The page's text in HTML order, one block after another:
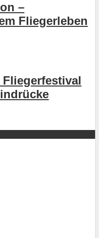
–
Fliegerleben
Fliegerfestival